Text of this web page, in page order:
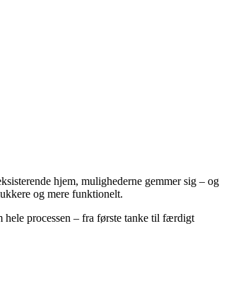
hjem, mulighederne gemmer sig – og
og mere funktionelt.
processen – fra første tanke til færdigt